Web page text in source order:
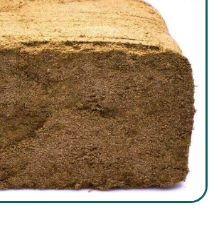
Votre panier est vide.